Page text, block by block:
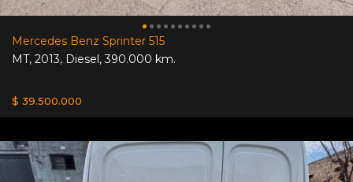
Mercedes Benz Sprinter 515
MT, 2013, Diesel,390.000 km.
$ 39.500.000